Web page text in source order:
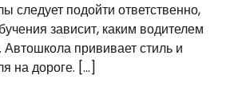
следует подойти ответственно,
зависит, каким водителем
Автошкола прививает стиль и
на дороге. […]